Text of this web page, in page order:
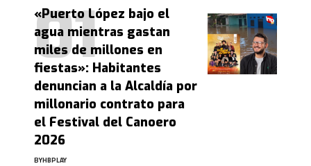
«Puerto López bajo el
agua mientras gastan
miles de millones en
fiestas»: Habitantes
denuncian a la Alcaldía por
millonario contrato para
el Festival del Canoero
2026
BYHBPLAY